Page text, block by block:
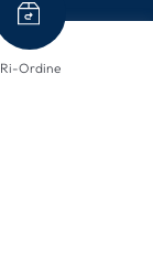
Ri-Ordine